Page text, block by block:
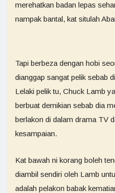
merehatkan badan lepas
nampak bantal, kat situlah
Tapi berbeza dengan hobi
dianggap sangat pelik sebab
Lelaki pelik tu, Chuck Lamb
berbuat demikian sebab dia
berlakon di dalam drama TV
kesampaian.
Kat bawah ni korang boleh
diambil sendiri oleh Lamb
adalah pelakon babak